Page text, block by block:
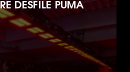
DESFILE PUMA